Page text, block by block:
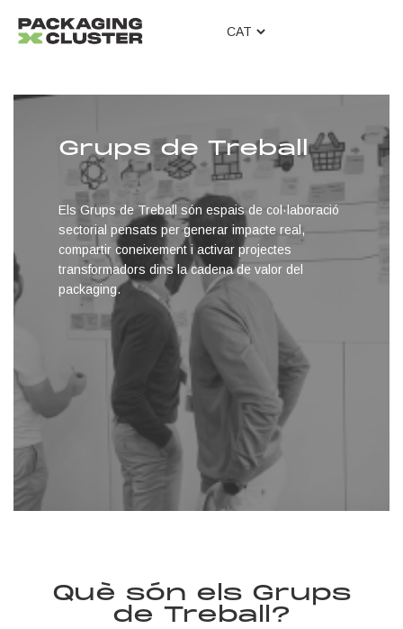
g
e
Grups de Treball
Els Grups de Treball són espais de col·laboració
sectorial pensats per generar impacte real,
compartir coneixement i activar projectes
transformadors dins la cadena de valor del
packaging.
Què són els Grups
de Treball?